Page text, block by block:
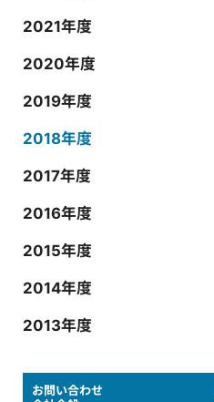
2021年度
2020年度
2019年度
2018年度
2017年度
2016年度
2015年度
2014年度
2013年度
お問い合わせ